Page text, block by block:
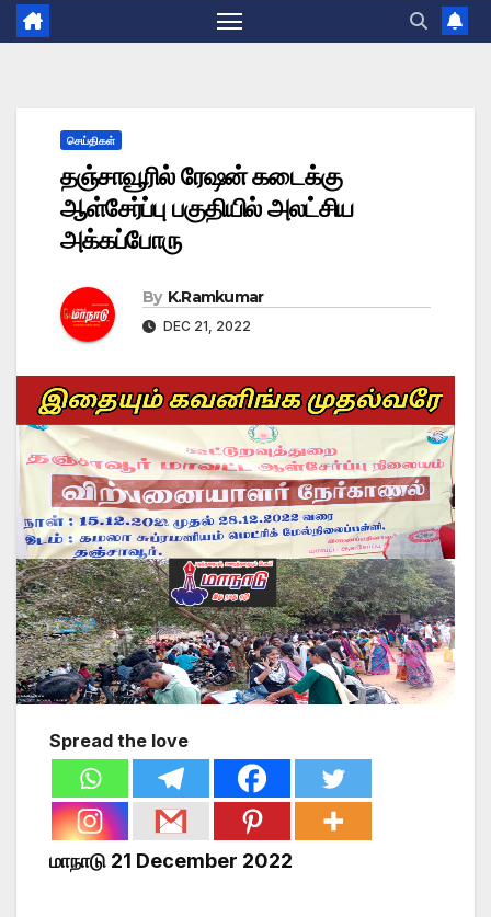
செய்திகள்
தஞ்சாவூரில் ரேஷன் கடைக்கு
ஆள்சேர்ப்பு பகுதியில் அலட்சிய
அக்கப்போரு
By K.Ramkumar
DEC 21, 2022
Spread the love
மாநாடு 21 December 2022